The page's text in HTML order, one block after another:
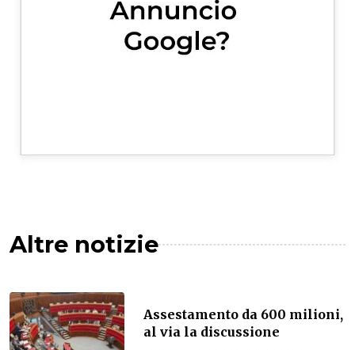
Altre notizie
Assestamento da 600 milioni,
al via la discussione